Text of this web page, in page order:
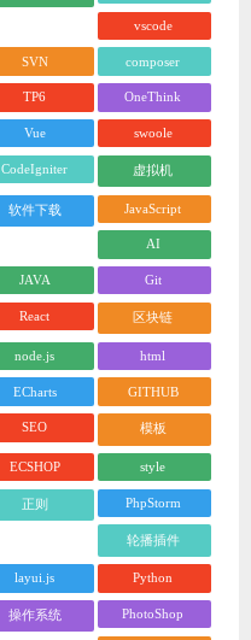
vscode
SVN composer
TP6 OneThink
Vue swoole
CodeIgniter 虚拟机
软件下载 JavaScript
AI
JAVA Git
React 区块链
node.js html
ECharts GITHUB
SEO 模板
ECSHOP style
正则 PhpStorm
轮播插件
layui.js Python
操作系统 PhotoShop